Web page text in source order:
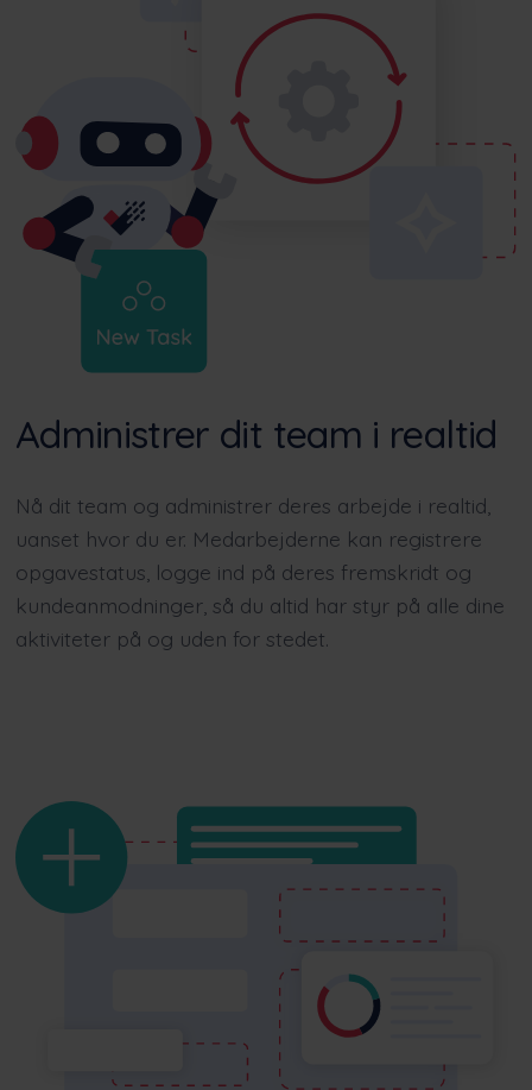
Administrer dit team i realtid
Nå dit team og administrer deres arbejde i realtid,
uanset hvor du er. Medarbejderne kan registrere
opgavestatus, logge ind på deres fremskridt og
kundeanmodninger, så du altid har styr på alle dine
aktiviteter på og uden for stedet.